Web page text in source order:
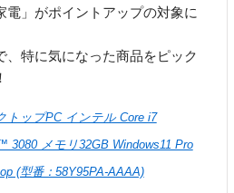
電」がポイントアップの対象に
、特に気になった商品をピック
トップPC インテル Core i7
3080 メモリ32GB Windows11 Pro
(型番：58Y95PA-AAAA)